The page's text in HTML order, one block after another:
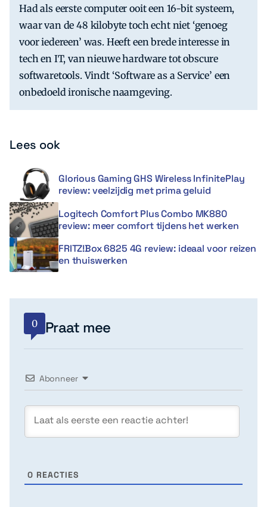
Had als eerste computer ooit een 16-bit systeem,
waar van de 48 kilobyte toch echt niet ‘genoeg
voor iedereen’ was. Heeft een brede interesse in
tech en IT, van nieuwe hardware tot obscure
softwaretools. Vindt ‘Software as a Service’ een
onbedoeld ironische naamgeving.
Lees ook
Glorious Gaming GHS Wireless InfinitePlay
review: veelzijdig met prima geluid
Logitech Comfort Plus Combo MK880
review: meer comfort tijdens het werken
FRITZ!Box 6825 4G review: ideaal voor reizen
en thuiswerken
0 Praat mee
Abonneer
0 REACTIES